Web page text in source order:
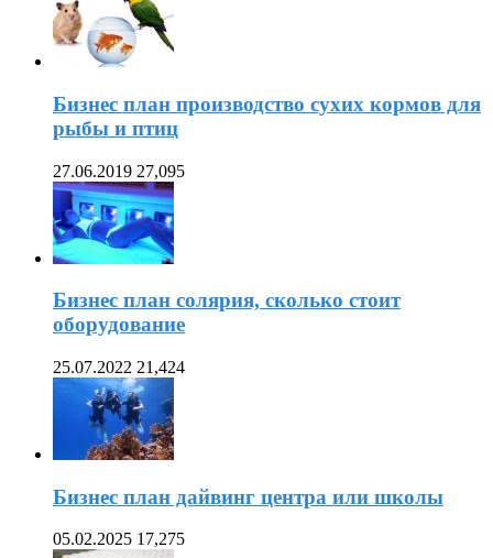
Бизнес план производство сухих кормов для
рыбы и птиц
27.06.2019 27,095
Бизнес план солярия, сколько стоит
оборудование
25.07.2022 21,424
Бизнес план дайвинг центра или школы
05.02.2025 17,275